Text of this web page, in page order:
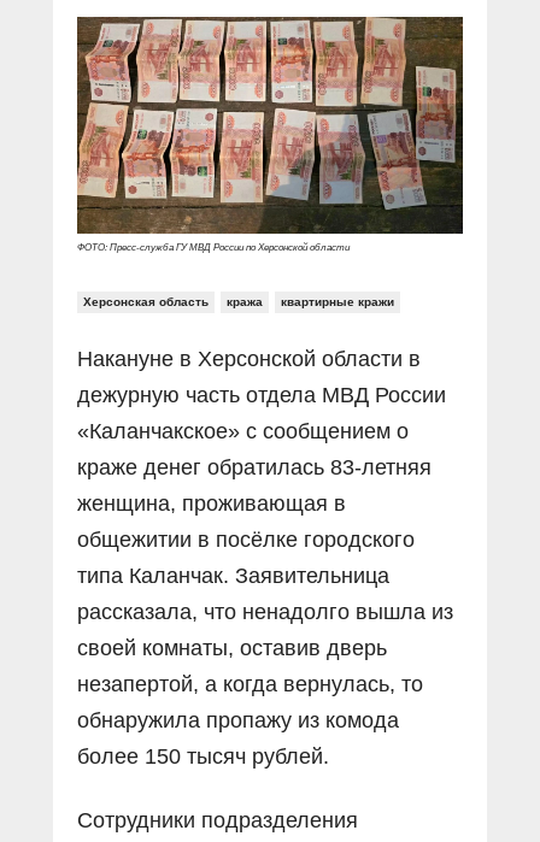
Документальные фильмы
В знании сила
Специальный репортаж
КиберПОСТОВОЙ
Газета «Щит и меч»
Журнал «Полиция России»
О ПОРТАЛЕ
Контакты
Вакансии
ФОТО: Пресс-служба ГУ МВД России по Херсонской области
Херсонская область кража квартирные кражи
Накануне в Херсонской области в
дежурную часть отдела МВД России
«Каланчакское» с сообщением о
краже денег обратилась 83-летняя
женщина, проживающая в
общежитии в посёлке городского
типа Каланчак. Заявительница
рассказала, что ненадолго вышла из
своей комнаты, оставив дверь
незапертой, а когда вернулась, то
обнаружила пропажу из комода
более 150 тысяч рублей.
Сотрудники подразделения